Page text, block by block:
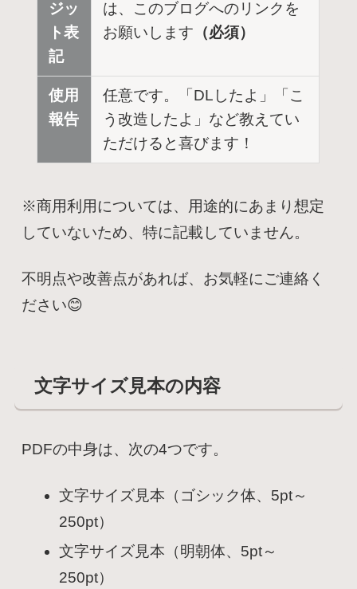
ジッ
ト表
記
は、このブログへのリンクを
お願いします （必須）
使用
報告
任意です。「DLしたよ」「こ
う改造したよ」など教えてい
ただけると喜びます！
※商用利用については、用途的にあまり想定
していないため、特に記載していません。
不明点や改善点があれば、お気軽にご連絡く
ださい😊
文字サイズ見本の内容
PDFの中身は、次の4つです。
文字サイズ見本（ゴシック体、5pt～
250pt）
文字サイズ見本（明朝体、5pt～
250pt）